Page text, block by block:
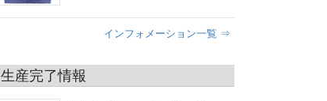
インフォメーション一覧 ⇒
生産完了情報